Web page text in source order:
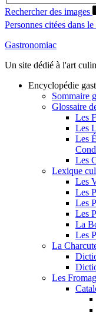
Rechercher des images
Personnes citées dans le
Gastronomiac
Un site dédié à l'art
Encyclopédie
Sommaire
Glossaire
Les
Les
Les
Les
Lexique
Les
Les
Les
Les
La
Les
La
Les